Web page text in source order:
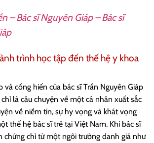
– Bác sĩ Nguyên Giáp – Bác sĩ
trình học tập đến thế hệ y khoa
và cống hiến của bác sĩ Trần Nguyên Giáp
là câu chuyện về một cá nhân xuất sắc
về niềm tin, sự hy vọng và khát vọng
thế hệ bác sĩ trẻ tại Việt Nam. Khi bác sĩ
chứng chỉ từ một ngôi trường danh giá như